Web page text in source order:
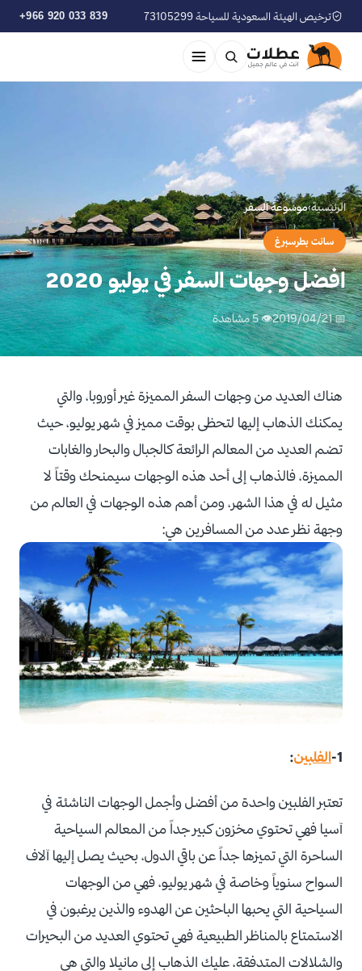
ترخيص الهيئة السعودية للسياحة 73105299 +966 920 033 839
الرئيسية›موسوعة السفر
سانت بطرسبرغ
افضل وجهات السفر في يوليو 2020
📅 2019/04/21 👁 5 مشاهدة
هناك العديد من وجهات السفر المميزة غير أوروبا، والتي
يمكنك الذهاب إليها لتحظى بوقت مميز في شهر يوليو، حيث
تضم العديد من المعالم الرائعة كالجبال والبحار والغابات
المميزة، فالذهاب إلى أحد هذه الوجهات سيمنحك وقتاً لا
مثيل له في هذا الشهر، ومن أهم هذه الوجهات في العالم من
وجهة نظر عدد من المسافرين هي:
1- الفلبين:
تعتبر الفلبين واحدة من أفضل وأجمل الوجهات الناشئة في
آسيا فهي تحتوي مخزون كبير جداً من المعالم السياحية
الساحرة التي تميزها جداً عن باقي الدول، بحيث يصل إليها آلاف
السواح سنوياً وخاصة في شهر يوليو، فهي من الوجهات
السياحية التي يحبها الباحثين عن الهدوء والذين يرغبون في
الاستمتاع بالمناظر الطبيعية فهي تحتوي العديد من البحيرات
والشلالات المتدفقة، عليك الذهاب إلى مانيلا والتي هي